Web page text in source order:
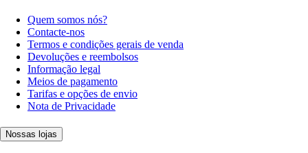
Quem somos nós?
Contacte-nos
Termos e condições gerais de venda
Devoluções e reembolsos
Informação legal
Meios de pagamento
Tarifas e opções de envio
Nota de Privacidade
Nossas lojas